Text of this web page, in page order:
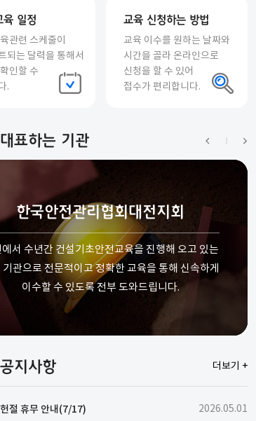
육 일정
관련 스케줄이
되는 달력을 통해서
인할 수
.
교육 신청하는 방법
교육 이수를 원하는 날짜와
시간을 골라 온라인으로
신청을 할 수 있어
접수가 편리합니다.
표하는 기관
오늘 바로 교육 신청
, 오후 교육 시간 시작 전에 신청한다면 당일 교육을
것도 가능하며 당일 이수증 발급까지 모든 것을 하
루 만에 끝낼 수 있습니다.
한국안전관리협회대전지회
에서 수년간 건설기초안전교육을 진행해 오고 있는
기관으로 전문적이고 정확한 교육을 통해 신속하게
이수할 수 있도록 전부 도와드립니다.
오늘 바로 교육 신청
, 오후 교육 시간 시작 전에 신청한다면 당일 교육을
것도 가능하며 당일 이수증 발급까지 모든 것을 하
루 만에 끝낼 수 있습니다.
한국안전관리협회대전지회
에서 수년간 건설기초안전교육을 진행해 오고 있는
기관으로 전문적이고 정확한 교육을 통해 신속하게
이수할 수 있도록 전부 도와드립니다.
지사항 더보기 +
절 휴무 안내(7/17) 2026.05.01